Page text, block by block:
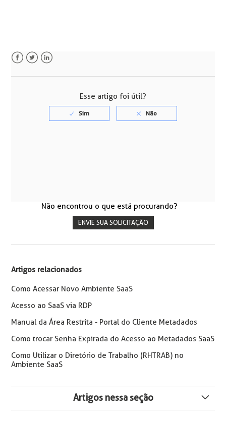
Esse artigo foi útil?
Não encontrou o que está procurando?
ENVIE SUA SOLICITAÇÃO
Artigos relacionados
Como Acessar Novo Ambiente SaaS
Acesso ao SaaS via RDP
Manual da Área Restrita - Portal do Cliente Metadados
Como trocar Senha Expirada do Acesso ao Metadados SaaS
Como Utilizar o Diretório de Trabalho (RHTRAB) no
Ambiente SaaS
Artigos nessa seção